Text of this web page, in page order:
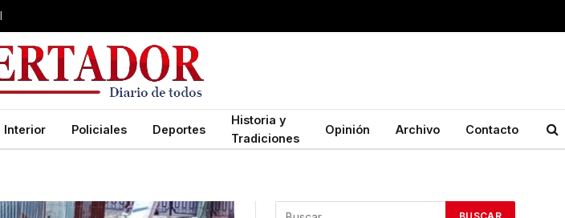
Interior Policiales Deportes
Historia y
Tradiciones
Opinión Archivo Contacto